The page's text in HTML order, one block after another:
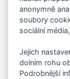
Chcete
ankety,
anonymně
soubory
sociální
Jejich
dolním rohu
Podrobnější